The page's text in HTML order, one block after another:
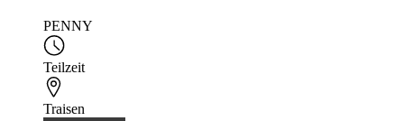
PENNY
Teilzeit
Traisen